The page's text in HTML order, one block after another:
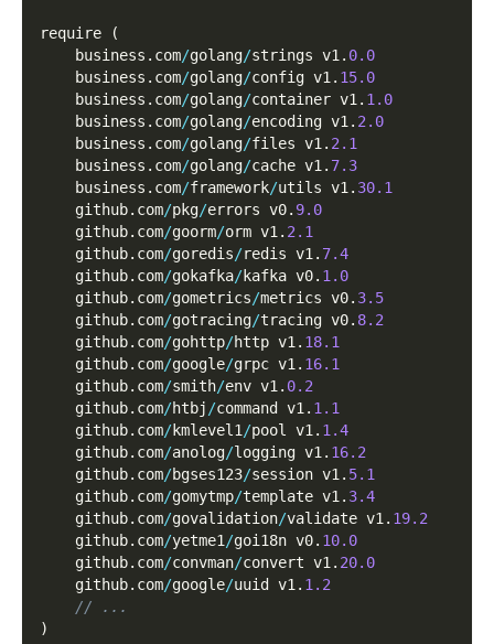
require
(
    business
. com/golang/strings v1 . 0.0
    business
. com/golang/config v1 . 15.0
    business
. com/golang/container v1 . 1.0
    business
. com/golang/encoding v1 . 2.0
    business
. com/golang/files v1 . 2.1
    business
. com/golang/cache v1 . 7.3
    business
. com/framework/utils v1 . 30.1
    github
. com/pkg/errors v0. 9.0
    github
. com/goorm/orm v1 . 2.1
    github
. com/goredis/redis v1 . 7.4
    github
. com/gokafka/kafka v0. 1.0
    github
. com/gometrics/metrics v0. 3.5
    github
. com/gotracing/tracing v0. 8.2
    github
. com/gohttp/http v1 . 18.1
    github
. com/google/grpc v1 . 16.1
    github
. com/smith/env v1 . 0.2
    github
. com/htbj /command v1 . 1.1
    github
. com/kmlevel1 /pool v1 . 1.4
    github
. com/anolog/logging v1 . 16.2
    github
. com/bgses123/session v1 . 5.1
    github
. com/gomytmp/template v1 . 3.4
    github
. com/govalidation/validate v1 . 19.2
    github
. com/yetme1 /goi18n v0. 10.0
    github
. com/convman/convert v1 . 20.0
    github
. com/google/uuid v1 . 1.2
// ...
)